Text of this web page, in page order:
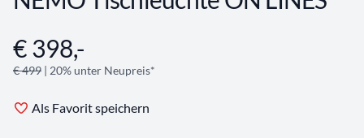
Angebotsinformationen
€ 398,-
€ 499 | 20% unter Neupreis*
Als Favorit speichern